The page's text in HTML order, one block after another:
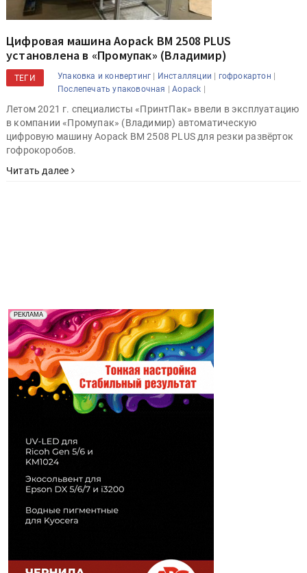
Цифровая машина Aopack BM 2508 PLUS
установлена в «Промупак» (Владимир)
ТЕГИ Упаковка и конвертинг | Инсталляции | гофрокартон |
Послепечать упаковочная |Aopack |
Летом 2021 г. специалисты «ПринтПак» ввели в эксплуатацию
в компании «Промупак» (Владимир) автоматическую
цифровую машину Aopack BM 2508 PLUS для резки развёрток
гофрокоробов.
Читать далее
РЕКЛАМА
Реклама. Рекламодатель ООО "Передовые Системы
Печати" erid: 2SDnjd2d4Qz